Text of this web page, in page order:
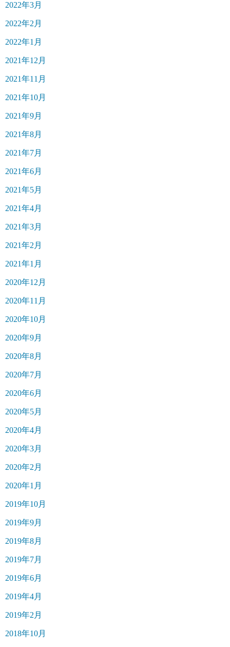
2022年3月
2022年2月
2022年1月
2021年12月
2021年11月
2021年10月
2021年9月
2021年8月
2021年7月
2021年6月
2021年5月
2021年4月
2021年3月
2021年2月
2021年1月
2020年12月
2020年11月
2020年10月
2020年9月
2020年8月
2020年7月
2020年6月
2020年5月
2020年4月
2020年3月
2020年2月
2020年1月
2019年10月
2019年9月
2019年8月
2019年7月
2019年6月
2019年4月
2019年2月
2018年10月